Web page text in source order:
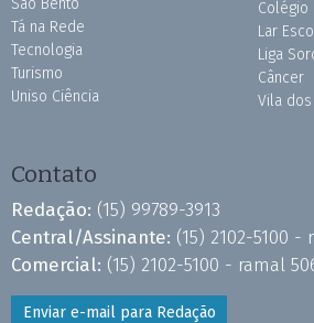
São Bento
Tá na Rede
Tecnologia
Turismo
Uniso Ciência
Colégio
Lar
Liga
Câncer
Vila
Contato
Redação: (15) 99789-3913
Central/Assinante: (15) 2102-5100 -
Comercial: (15) 2102-5100 - ramal
Enviar e-mail para Redação